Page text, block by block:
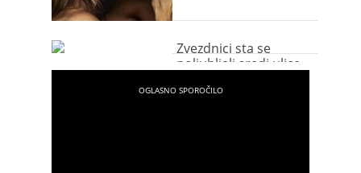
Zvezdnici sta se
poljubljali sredi ulice